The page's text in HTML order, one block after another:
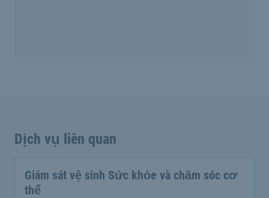
Dịch vụ liên quan
Giám sát vệ sinh Sức khỏe và chăm sóc cơ
thể